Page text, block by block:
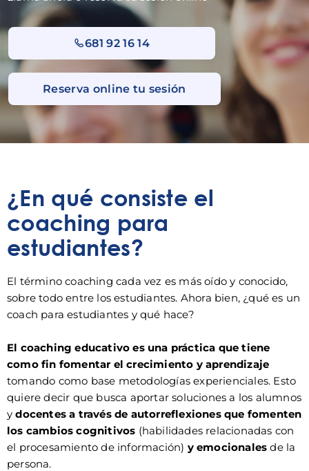
681 92 16 14
Reserva online tu sesión
¿En qué consiste el
coaching para
estudiantes?
El término coaching cada vez es más oído y conocido,
sobre todo entre los estudiantes. Ahora bien, ¿qué es un
coach para estudiantes y qué hace?
El coaching educativo es una práctica que tiene
como fin fomentar el crecimiento y aprendizaje
tomando como base metodologías experienciales. Esto
quiere decir que busca aportar soluciones a los alumnos
ydocentes a través de autorreflexiones que fomenten
los cambios cognitivos (habilidades relacionadas con
el procesamiento de información) y emocionales de la
persona.